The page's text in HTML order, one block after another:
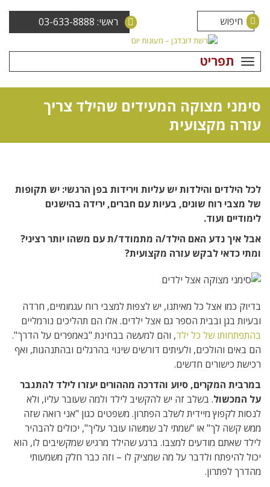
ראשי: 03-633-8888
סימני מצוקה המעידים שהילד צריך
עזרה מקצועית
לכל הילדים והילדות יש עליות וירידות בפן הרגשי: יש תקופות
של מצבי רוח שונים, בעיות עם חברים, ירידה בהישגים
לימודיים ועוד.
אבל איך נדע האם הילד/ה מתמודד/ת עם משהו יותר רציני?
ומתי כדאי לבקש עזרה מקצועית?
בדיוק כמו אצל כל מאיתנו, יש לצפות למצבי רוח עגמומיים, חרדה
ובעיות בגן ובבית הספר גם אצל ילדים. אלו הם תהליכים נורמליים
בהתפתחותו של כל ילד, והם למעשה בבחינת "באמפרים על הדרך".
הם באים והולכים, ולעיתים דורשים שינוי בהרגלים ובהתנהגות, ואף
רכישת כישורים חדשים.
במרבית המקרים, סיוע והדרכה מההורים יעזרו לילד להתגבר
על המכשול. בשלב זה יש להקשיב לילד ולמה שעובר עליו, ולא
לנסות לקפוץ מיידית לשלב הפתרון. משפטים כגון "אני רואה שזה
ממש קשה לך" או "שמתי לב שמשהו עובר עליך", יכולים להבהיר
לילד שאתם מודעים למצבו. ברגע שהילד מרגיש שמקשיבים לו, הוא
יכול להיפתח ולדבר על מה שמציק לו – וזה כבר חלק משמעותי
מהדרך לפתרון.